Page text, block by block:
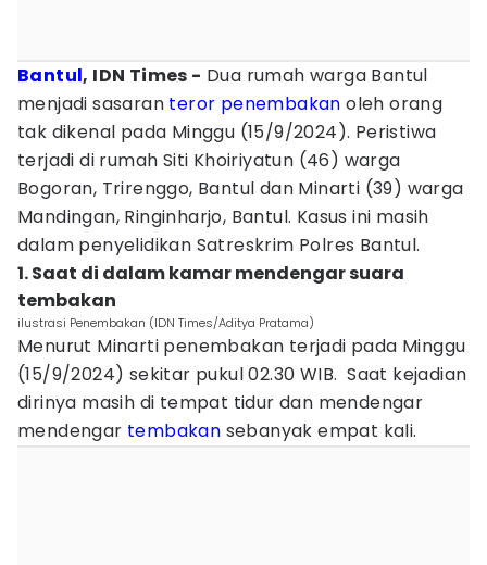
Bantul, IDN Times - Dua rumah warga Bantul
menjadi sasaran teror penembakan oleh orang
tak dikenal pada Minggu (15/9/2024). Peristiwa
terjadi di rumah Siti Khoiriyatun (46) warga
Bogoran, Trirenggo, Bantul dan Minarti (39) warga
Mandingan, Ringinharjo, Bantul. Kasus ini masih
dalam penyelidikan Satreskrim Polres Bantul.
1. Saat di dalam kamar mendengar suara
tembakan
ilustrasi Penembakan (IDN Times/Aditya Pratama)
Menurut Minarti penembakan terjadi pada Minggu
(15/9/2024) sekitar pukul 02.30 WIB. Saat kejadian
dirinya masih di tempat tidur dan mendengar
mendengar tembakan sebanyak empat kali.